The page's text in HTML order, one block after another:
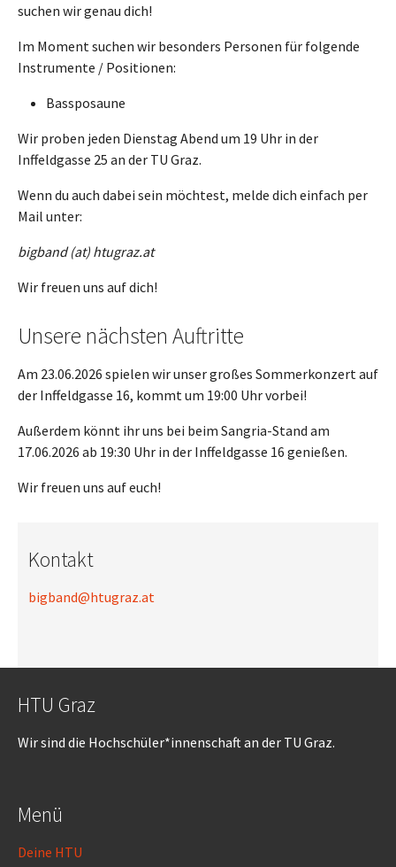
suchen wir genau dich!
Im Moment suchen wir besonders Personen für folgende
Instrumente / Positionen:
Bassposaune
Wir proben jeden Dienstag Abend um 19 Uhr in der
Inffeldgasse 25 an der TU Graz.
Wenn du auch dabei sein möchtest, melde dich einfach per
Mail unter:
bigband (at) htugraz.at
Wir freuen uns auf dich!
Unsere nächsten Auftritte
Am 23.06.2026 spielen wir unser großes Sommerkonzert auf
der Inffeldgasse 16, kommt um 19:00 Uhr vorbei!
Außerdem könnt ihr uns bei beim Sangria-Stand am
17.06.2026 ab 19:30 Uhr in der Inffeldgasse 16 genießen.
Wir freuen uns auf euch!
Kontakt
bigband@htugraz.at
HTU Graz
Wir sind die Hochschüler*innenschaft an der TU Graz.
Menü
Deine HTU